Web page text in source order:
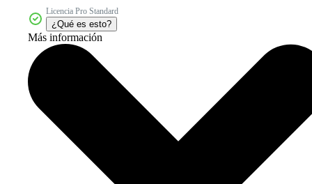
Licencia Pro Standard
¿Qué es esto?
Más información